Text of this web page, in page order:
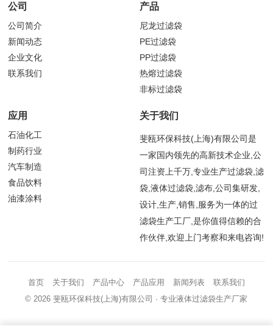
公司
公司简介
新闻动态
企业文化
联系我们
产品
尼龙过滤袋
PE过滤袋
PP过滤袋
热熔过滤袋
非标过滤袋
应用
石油化工
制药行业
汽车制造
食品饮料
油漆涂料
关于我们
斐瓯环保科技(上海)有限公司是
一家国内领先的高新技术企业,公
司注资上千万,专业生产过滤袋,滤
袋,液体过滤袋,滤布,公司集研发,
设计,生产,销售,服务为一体的过
滤袋生产工厂,是你值得信赖的合
作伙伴,欢迎上门考察和来电咨询!
首页 关于我们 产品中心 产品应用 新闻列表
联系我们
© 2026斐瓯环保科技(上海)有限公司 · 专业液体过滤袋生产厂家